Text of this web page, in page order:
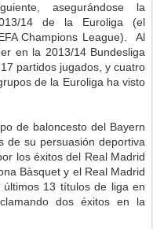
asegurándose la
14 de la Euroliga (el
Champions League). Al
en la 2013/14 Bundesliga
partidos jugados, y cuatro
de la Euroliga ha visto
de baloncesto del Bayern
de su persuasión deportiva
los éxitos del Real Madrid
Bàsquet y el Real Madrid
13 títulos de liga en
dos éxitos en la